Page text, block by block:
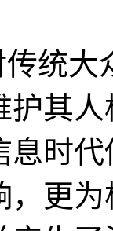
传统大
护其
息时
，更